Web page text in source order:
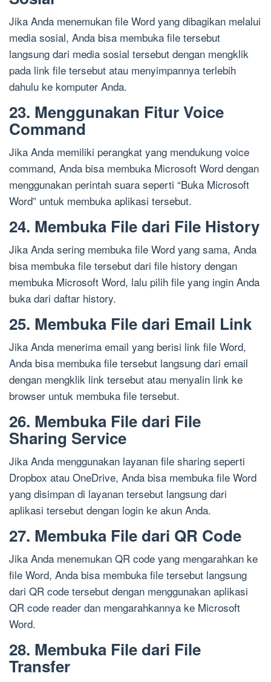
Jika Anda menemukan file Word yang dibagikan melalui
media sosial, Anda bisa membuka file tersebut
langsung dari media sosial tersebut dengan mengklik
pada link file tersebut atau menyimpannya terlebih
dahulu ke komputer Anda.
23. Menggunakan Fitur Voice
Command
Jika Anda memiliki perangkat yang mendukung voice
command, Anda bisa membuka Microsoft Word dengan
menggunakan perintah suara seperti “Buka Microsoft
Word” untuk membuka aplikasi tersebut.
24. Membuka File dari File History
Jika Anda sering membuka file Word yang sama, Anda
bisa membuka file tersebut dari file history dengan
membuka Microsoft Word, lalu pilih file yang ingin Anda
buka dari daftar history.
25. Membuka File dari Email Link
Jika Anda menerima email yang berisi link file Word,
Anda bisa membuka file tersebut langsung dari email
dengan mengklik link tersebut atau menyalin link ke
browser untuk membuka file tersebut.
26. Membuka File dari File
Sharing Service
Jika Anda menggunakan layanan file sharing seperti
Dropbox atau OneDrive, Anda bisa membuka file Word
yang disimpan di layanan tersebut langsung dari
aplikasi tersebut dengan login ke akun Anda.
27. Membuka File dari QR Code
Jika Anda menemukan QR code yang mengarahkan ke
file Word, Anda bisa membuka file tersebut langsung
dari QR code tersebut dengan menggunakan aplikasi
QR code reader dan mengarahkannya ke Microsoft
Word.
28. Membuka File dari File
Transfer